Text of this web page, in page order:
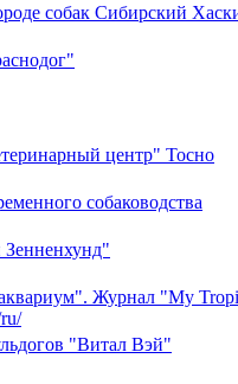
собак Сибирский
центр" Тосно
собаководства
Журнал "My
"Витал Вэй"